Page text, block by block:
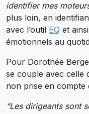
identifier mes
plus loin, en
avec l’outil EQ et
émotionnels au
Pour Dorothée
se couple avec celle
non prise en compte
“Les dirigeants sont